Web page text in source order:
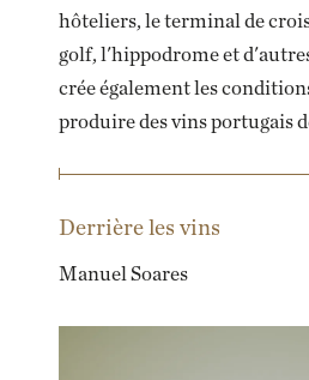
hôteliers, le terminal de
golf, l'hippodrome et
crée également les
produire des vins portugais
Derrière les vins
Manuel Soares